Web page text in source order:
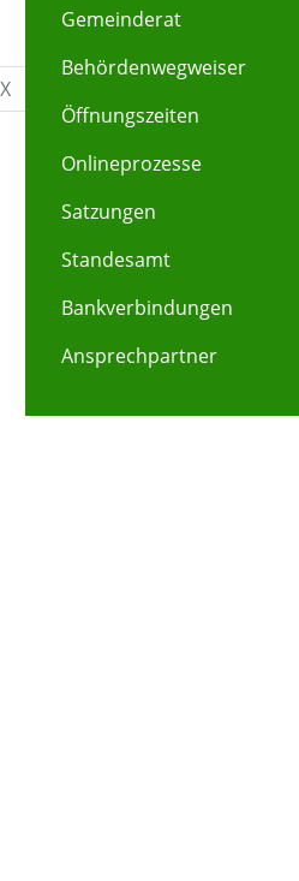
X
Gemeinderat
Behördenwegweiser
Öffnungszeiten
Onlineprozesse
Satzungen
Standesamt
Bankverbindungen
Ansprechpartner